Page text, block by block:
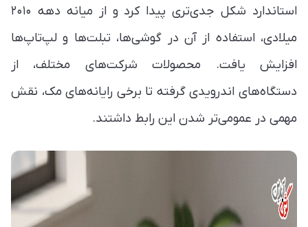
استاندارد شکل جدی‌تری پیدا کرد و از میانه دهه ۲۰۱۰
میلادی، استفاده از آن در گوشی‌ها، تبلت‌ها و لپ‌تاپ‌ها
افزایش یافت. محصولات شرکت‌های مختلف، از
دستگاه‌های اندرویدی گرفته تا برخی رایانه‌های مک، نقش
مهمی در عمومی‌تر شدن این رابط داشتند.